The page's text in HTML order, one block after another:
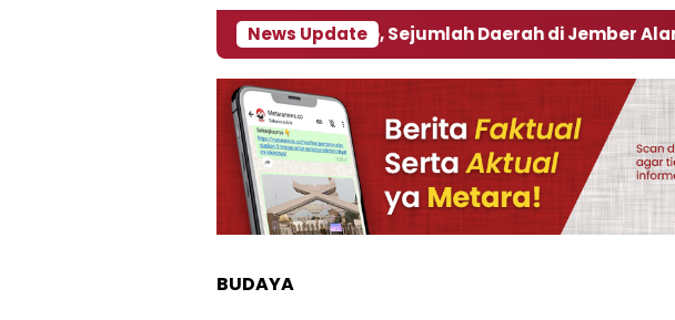
News Update
Dampak El Nino, Sejumlah Daerah di Jember Alami Krisi Air
BUDAYA